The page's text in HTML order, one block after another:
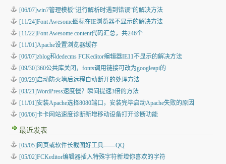
[06/07]win7管理模板“进行解析时遇到错误”的解决方法
[11/24]Font Awesome图标在IE浏览器不显示的解决方法
[11/22]Font Awesome content代码汇总，共246个
[11/01]Apache设置浏览器缓存
[06/07]zblog和dedecms FCKeditor编辑器IE11不显示的解决方法
[09/30]360公共库关闭，fonts调用链接可改为googleapi的
[09/29]启动防火墙后远程自动断开的处理方法
[03/21]WordPress速度慢？瞬间提速3倍的方法
[11/01]安装Apache选择8080端口，安装完毕启动Apache失败的原因
[06/06]卡卡网站速度诊断新增移动设备打开诊断功能
最近发表
[05/05] 网页或软件长截图好工具——QQ
[05/02]FCKeditor编辑器插入特殊字符新增你喜欢的字符